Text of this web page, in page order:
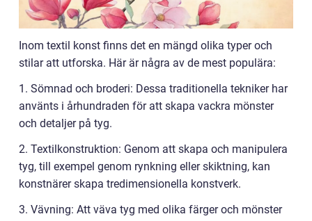
Inom textil konst finns det en mängd olika typer och
stilar att utforska. Här är några av de mest populära:
1. Sömnad och broderi: Dessa traditionella tekniker har
använts i århundraden för att skapa vackra mönster
och detaljer på tyg.
2. Textilkonstruktion: Genom att skapa och manipulera
tyg, till exempel genom rynkning eller skiktning, kan
konstnärer skapa tredimensionella konstverk.
3. Vävning: Att väva tyg med olika färger och mönster